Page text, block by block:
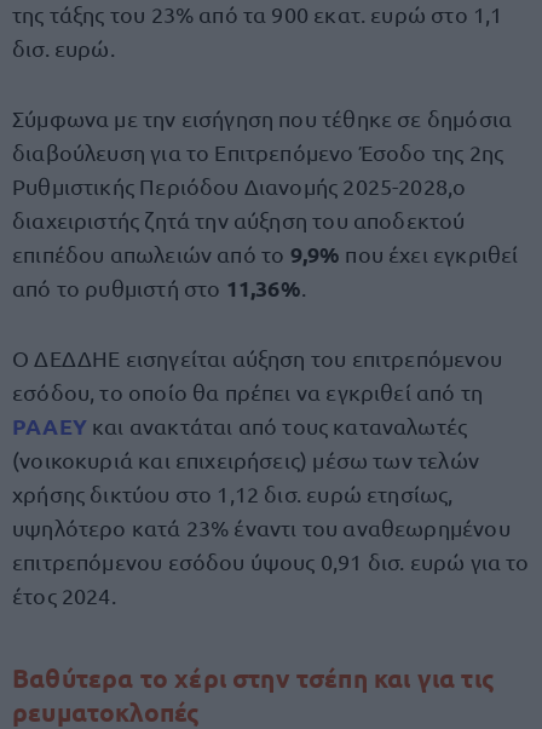
της τάξης του 23% από τα 900 εκατ. ευρώ στο 1,1
δισ. ευρώ.
Σύμφωνα με την εισήγηση που τέθηκε σε δημόσια
διαβούλευση για το Επιτρεπόμενο Έσοδο της 2ης
Ρυθμιστικής Περιόδου Διανομής 2025-2028,ο
διαχειριστής ζητά την αύξηση του αποδεκτού
επιπέδου απωλειών από το 9,9% που έχει εγκριθεί
από το ρυθμιστή στο 11,36%
Ο ΔΕΔΔΗΕ εισηγείται αύξηση του επιτρεπόμενου
εσόδου, το οποίο θα πρέπει να εγκριθεί από τη
ΡΑΑΕΥκαι ανακτάται από τους καταναλωτές
(νοικοκυριά και επιχειρήσεις) μέσω των τελών
χρήσης δικτύου στο 1,12 δισ. ευρώ ετησίως,
υψηλότερο κατά 23% έναντι του αναθεωρημένου
επιτρεπόμενου εσόδου ύψους 0,91 δισ. ευρώ για το
έτος 2024.
Βαθύτερα το χέρι στην τσέπη και για τις
ρευματοκλοπές